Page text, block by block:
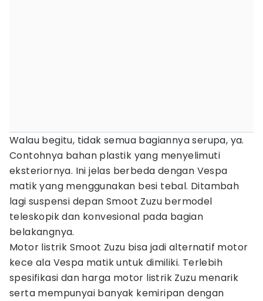
Walau begitu, tidak semua bagiannya serupa, ya.
Contohnya bahan plastik yang menyelimuti
eksteriornya. Ini jelas berbeda dengan Vespa
matik yang menggunakan besi tebal. Ditambah
lagi suspensi depan Smoot Zuzu bermodel
teleskopik dan konvesional pada bagian
belakangnya.
Motor listrik Smoot Zuzu bisa jadi alternatif motor
kece ala Vespa matik untuk dimiliki. Terlebih
spesifikasi dan harga motor listrik Zuzu menarik
serta mempunyai banyak kemiripan dengan